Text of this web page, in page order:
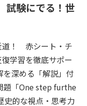
験にでる！世
道！ 赤シート・チ
学習を徹底サポー
を深める「解説」付
題「One step furthe
史的な視点・思考力